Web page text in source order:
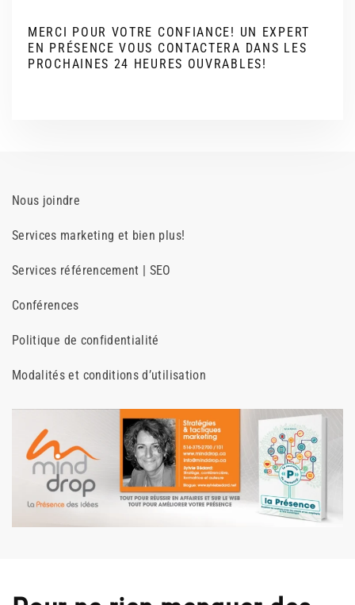
MERCI POUR VOTRE CONFIANCE! UN EXPERT
EN PRÉSENCE VOUS CONTACTERA DANS LES
PROCHAINES 24 HEURES OUVRABLES!
Nous joindre
Services marketing et bien plus!
Services référencement | SEO
Conférences
Politique de confidentialité
Modalités et conditions d’utilisation